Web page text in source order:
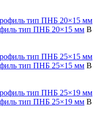
тип ПНБ 20×15 мм В
тип ПНБ 25×15 мм В
тип ПНБ 25×19 мм В